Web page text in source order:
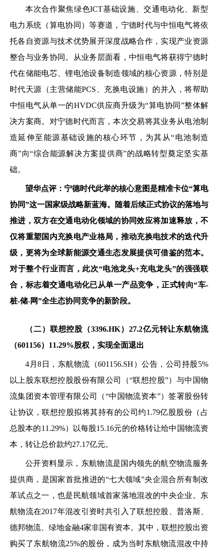
本次合作聚焦绿色ICT基础设施、交通电动化、新型
电力系统（算电协同）等赛道，宁德时代与中恒电气将依
托各自资源与技术优势展开深度战略合作，实现产业资源
整合与业务协同。从业务层面看，中恒电气将获得宁德时
代在储能电芯、锂电池设备制造领域的核心资源，特别是
时代天源（主营储能PCS、充换电设施）的并入，将帮助
中恒电气从单一的HVDC供应商升级为“算电协同”整体解
决方案商。对宁德时代而言，本次交易将其业务从电池制
造延伸至能源基础设施的核心环节，为其从“电池制造
商”向“综合能源解决方案提供商”的战略转型奠定坚实基
础。
望华点评： 宁德时代此举的核心意图是精准卡位“算电
协同”这一国家级战略新蓝海。随着后续正式协议的落地与
推进，双方在交通电动化领域的协同效应将加速释放，不
仅将重塑国内充换电产业格局，推动充换电技术的迭代升
级，更将为全球新能源交通生态发展提供可借鉴的范本。
对于整个行业而言，此次“电池龙头+充电龙头”的强强联
合，标志着交通电动化已从单一产品竞争，正式转向“车-
桩-储-网”全生态协同竞争的新阶段。
（二） 联想控股（3396.HK）27.2亿元转让东航物流
（601156）11.29%股权，实现全面退出
4月8日，东航物流（601156.SH）公告，公司持股5%
以上股东联想控股股份有限公司（“联想控股”）与中国物
流集团资本管理有限公司（“中国物流资本”）签署股份转
让协议，联想控股拟将其持有的公司约1.79亿股股份（占
总股本的11.29%）以每股15.16元的价格转让给中国物流资
本，转让总价款约27.17亿元。
公开资料显示，东航物流是国内领先的航空物流服务
提供商，是国家首批推进的“七大领域”央企混合所有制改
革试点之一，也是民航领域首家落地混改的中央企业。东
航物流在2017年混改引资时共引入了联想控股、普洛斯、
德邦物流、绿地金融4家非国有资本。其中，联想控股出资
购买了东航物流25%的股份，成为当时东航物流混改中持